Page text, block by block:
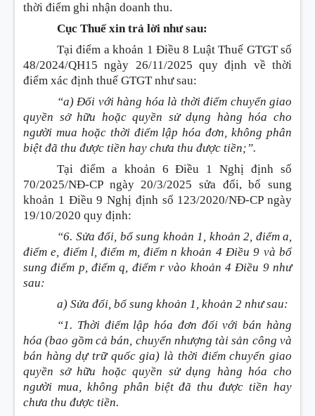
thời điểm ghi nhận doanh thu.
Cục Thuế xin trả lời như sau:
Tại điểm a khoản 1 Điều 8 Luật Thuế GTGT số
48/2024/QH15 ngày 26/11/2025 quy định về thời
điểm xác định thuế GTGT như sau:
“a) Đối với hàng hóa là thời điểm chuyển giao
quyền sở hữu hoặc quyền sử dụng hàng hóa cho
người mua hoặc thời điểm lập hóa đơn, không phân
biệt đã thu được tiền hay chưa thu được tiền;”.
Tại điểm a khoản 6 Điều 1 Nghị định số
70/2025/NĐ-CP ngày 20/3/2025 sửa đổi, bổ sung
khoản 1 Điều 9 Nghị định số 123/2020/NĐ-CP ngày
19/10/2020 quy định:
“6. Sửa đổi, bổ sung khoản 1, khoản 2, điểm a,
điểm e, điểm l, điểm m, điểm n khoản 4 Điều 9 và bổ
sung điểm p, điểm q, điểm r vào khoản 4 Điều 9 như
sau:
a) Sửa đổi, bổ sung khoản 1, khoản 2 như sau:
“1. Thời điểm lập hóa đơn đối với bán hàng
hóa (bao gồm cả bán, chuyển nhượng tài sản công và
bán hàng dự trữ quốc gia) là thời điểm chuyển giao
quyền sở hữu hoặc quyền sử dụng hàng hóa cho
người mua, không phân biệt đã thu được tiền hay
chưa thu được tiền.